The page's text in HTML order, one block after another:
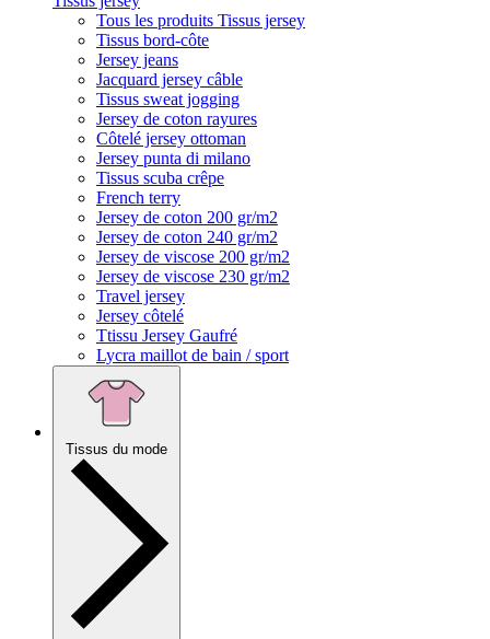
Tous les produits Tissus jersey
Tissus bord-côte
Jersey jeans
Jacquard jersey câble
Tissus sweat jogging
Jersey de coton rayures
Côtelé jersey ottoman
Jersey punta di milano
Tissus scuba crêpe
French terry
Jersey de coton 200 gr/m2
Jersey de coton 240 gr/m2
Jersey de viscose 200 gr/m2
Jersey de viscose 230 gr/m2
Travel jersey
Jersey côtelé
Ttissu Jersey Gaufré
Lycra maillot de bain / sport
Tissus du mode